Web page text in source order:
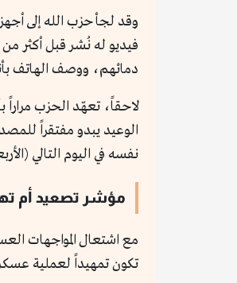
وقد لجأ حزب الله إلى
فيديو له نُشر قبل أكثر
دمائهم، ووصف الهاتف
لاحقاً، تعهّد الحزب مراراً
الوعيد يبدو مفتقراً
نفسه في اليوم التالي (الأربعاء 18 سبتمبر) مُوقعاً تسعة قتلى و300 مصاب، لكن نوع أجهزة اللاسلكي تغير، مما يعكس اختراقاً
مؤشر تصعيد أم
مع اشتعال المواجهات
تكون تمهيداً لعملية